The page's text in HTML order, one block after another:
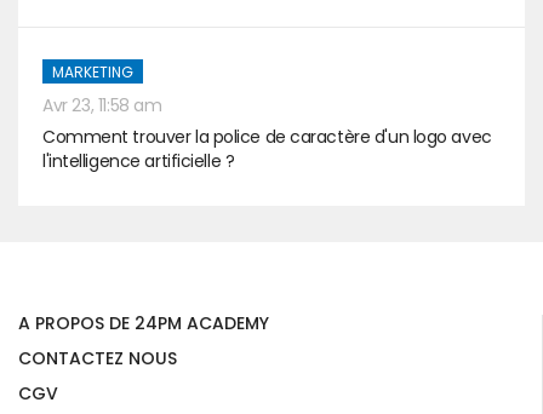
MARKETING
Avr 23, 11:58 am
Comment trouver la police de caractère d'un logo avec
l'intelligence artificielle ?
A PROPOS DE 24PM ACADEMY
CONTACTEZ NOUS
CGV